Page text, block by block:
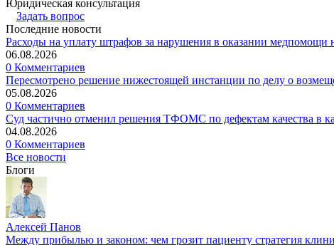
Юридическая консультация
Задать вопрос
Последние новости
Расходы на уплату штрафов за нарушения в оказании
06.08.2026
0 Комментариев
Пересмотрено решение нижестоящей инстанции по делу о
05.08.2026
0 Комментариев
Суд частично отменил решения ТФОМС по дефектам качества в
04.08.2026
0 Комментариев
Все новости
Блоги
Алексей Панов
Между прибылью и законом: чем грозит пациенту стратегия